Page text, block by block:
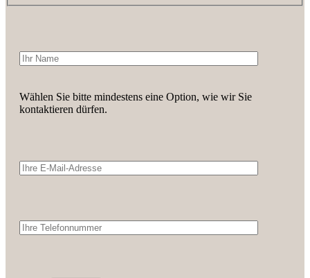
Wählen Sie bitte mindestens eine Option, wie wir Sie
kontaktieren dürfen.